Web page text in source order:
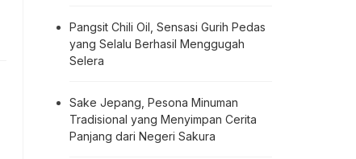
Pangsit Chili Oil, Sensasi Gurih Pedas
yang Selalu Berhasil Menggugah
Selera
Sake Jepang, Pesona Minuman
Tradisional yang Menyimpan Cerita
Panjang dari Negeri Sakura